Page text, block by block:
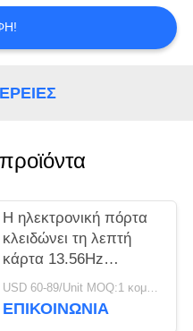
Η ηλεκτρονική πόρτα
κλειδώνει τη λεπτή
κάρτα 13.56Hz
πρόσβασης MF1 WiFi
APP επιτροπής
USD 60-89/Unit MOQ:1 κομμάτι
ΕΠΙΚΟΙΝΩΝΊΑ